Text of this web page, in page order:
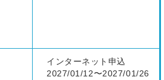
インターネット申込
2027/01/12〜2027/01/26